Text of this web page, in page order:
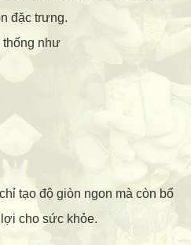
đặc trưng.
thống như
tạo độ giòn ngon mà còn bổ
cho sức khỏe.